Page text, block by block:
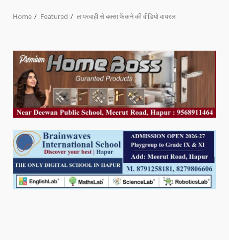
Home Featured लापरवाही से बक्सा फेंकने की वीडियो वायरल